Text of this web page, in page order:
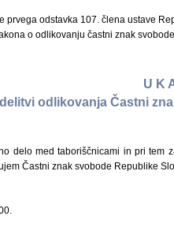
prvega odstavka 107. člena ustave
o odlikovanju častni znak
U K
odlikovanja Častni
delo med taboriščnicami in pri tem
Častni znak svobode Republike